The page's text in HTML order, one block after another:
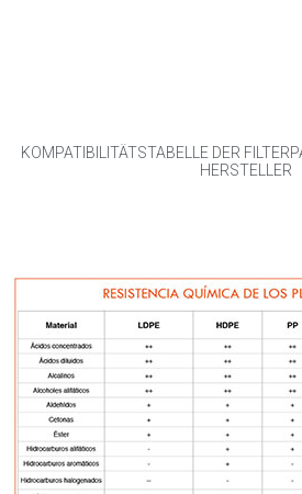
KOMPATIBILITÄTSTABELLE DER
HERSTELLER